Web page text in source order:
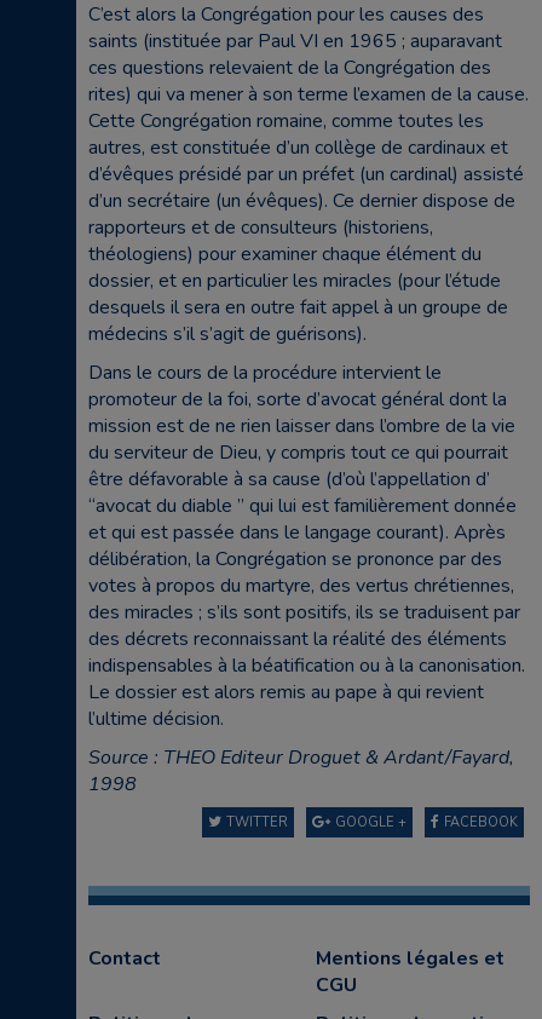
C’est alors la Congrégation pour les causes des
saints (instituée par Paul VI en 1965 ; auparavant
ces questions relevaient de la Congrégation des
rites) qui va mener à son terme l’examen de la cause.
Cette Congrégation romaine, comme toutes les
autres, est constituée d’un collège de cardinaux et
d’évêques présidé par un préfet (un cardinal) assisté
d’un secrétaire (un évêques). Ce dernier dispose de
rapporteurs et de consulteurs (historiens,
théologiens) pour examiner chaque élément du
dossier, et en particulier les miracles (pour l’étude
desquels il sera en outre fait appel à un groupe de
médecins s’il s’agit de guérisons).
Dans le cours de la procédure intervient le
promoteur de la foi, sorte d’avocat général dont la
mission est de ne rien laisser dans l’ombre de la vie
du serviteur de Dieu, y compris tout ce qui pourrait
être défavorable à sa cause (d’où l’appellation d’
“avocat du diable ” qui lui est familièrement donnée
et qui est passée dans le langage courant). Après
délibération, la Congrégation se prononce par des
votes à propos du martyre, des vertus chrétiennes,
des miracles ; s’ils sont positifs, ils se traduisent par
des décrets reconnaissant la réalité des éléments
indispensables à la béatification ou à la canonisation.
Le dossier est alors remis au pape à qui revient
l’ultime décision.
Source : THEO Editeur Droguet & Ardant/Fayard,
1998
FACEBOOK
GOOGLE +
TWITTER
Contact
Mentions légales et
CGU